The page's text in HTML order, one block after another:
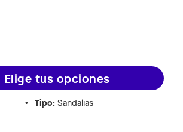
Elige tus opciones
Tipo: Sandalias